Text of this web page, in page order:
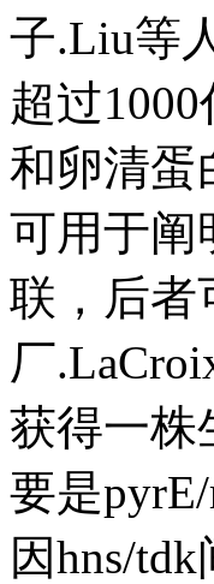
子.Liu等
超过
和卵清蛋
可用于阐
联，后者
厂
获得一株
要是
因hns/